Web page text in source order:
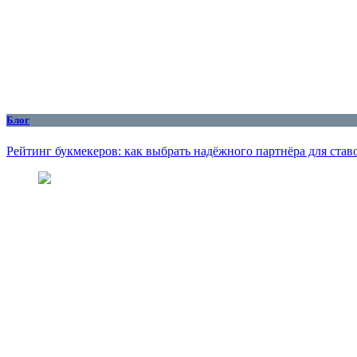
Блог
Рейтинг букмекеров: как выбрать надёжного партнёра для